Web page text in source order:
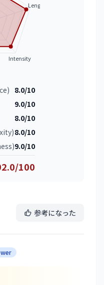
Length
Intensity
8.0/10
9.0/10
8.0/10
8.0/10
9.0/10
100
参考になった